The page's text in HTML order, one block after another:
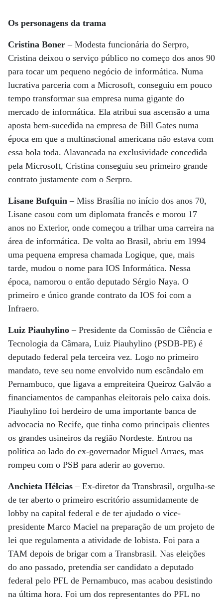
Os personagens da trama
Cristina Boner– Modesta funcionária do Serpro,
Cristina deixou o serviço público no começo dos anos 90
para tocar um pequeno negócio de informática. Numa
lucrativa parceria com a Microsoft, conseguiu em pouco
tempo transformar sua empresa numa gigante do
mercado de informática. Ela atribui sua ascensão a uma
aposta bem-sucedida na empresa de Bill Gates numa
época em que a multinacional americana não estava com
essa bola toda. Alavancada na exclusividade concedida
pela Microsoft, Cristina conseguiu seu primeiro grande
contrato justamente com o Serpro.
Lisane Bufquin– Miss Brasília no início dos anos 70,
Lisane casou com um diplomata francês e morou 17
anos no Exterior, onde começou a trilhar uma carreira na
área de informática. De volta ao Brasil, abriu em 1994
uma pequena empresa chamada Logique, que, mais
tarde, mudou o nome para IOS Informática. Nessa
época, namorou o então deputado Sérgio Naya. O
primeiro e único grande contrato da IOS foi com a
Infraero.
Luiz Piauhylino– Presidente da Comissão de Ciência e
Tecnologia da Câmara, Luiz Piauhylino (PSDB-PE) é
deputado federal pela terceira vez. Logo no primeiro
mandato, teve seu nome envolvido num escândalo em
Pernambuco, que ligava a empreiteira Queiroz Galvão a
financiamentos de campanhas eleitorais pelo caixa dois.
Piauhylino foi herdeiro de uma importante banca de
advocacia no Recife, que tinha como principais clientes
os grandes usineiros da região Nordeste. Entrou na
política ao lado do ex-governador Miguel Arraes, mas
rompeu com o PSB para aderir ao governo.
Anchieta Hélcias– Ex-diretor da Transbrasil, orgulha-se
de ter aberto o primeiro escritório assumidamente de
lobby na capital federal e de ter ajudado o vice-
presidente Marco Maciel na preparação de um projeto de
lei que regulamenta a atividade de lobista. Foi para a
TAM depois de brigar com a Transbrasil. Nas eleições
do ano passado, pretendia ser candidato a deputado
federal pelo PFL de Pernambuco, mas acabou desistindo
na última hora. Foi um dos representantes do PFL no